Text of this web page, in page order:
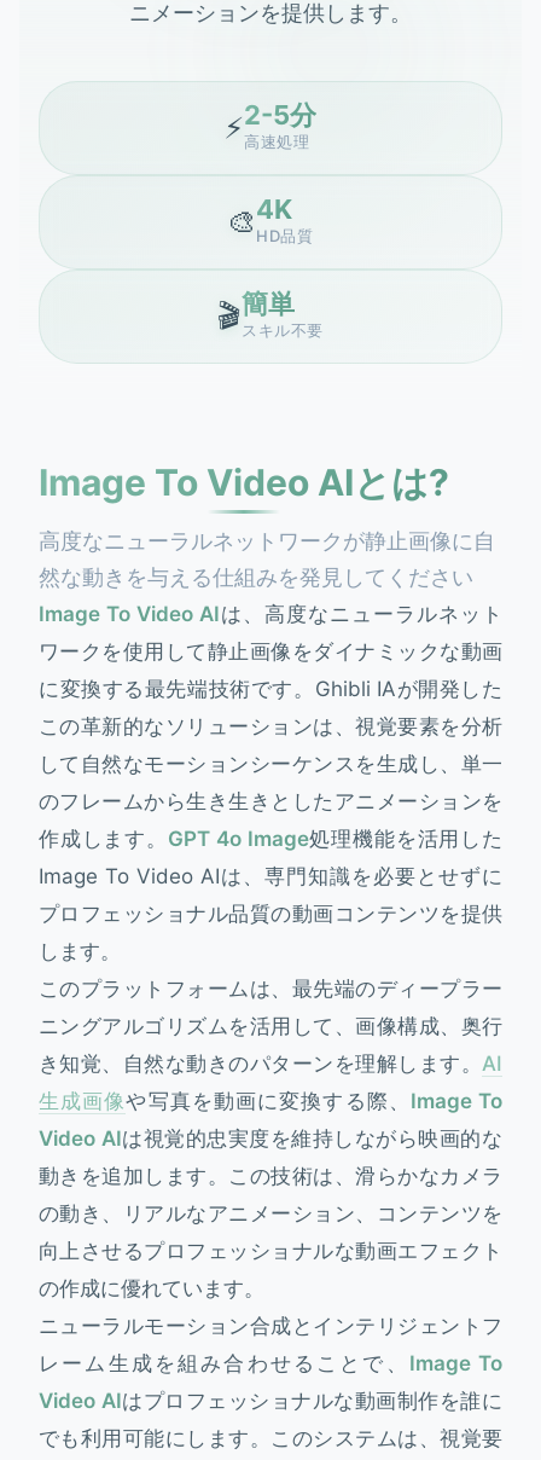
ニメーションを提供します。
⚡2-5分
高速処理
🎨4K
HD品質
🎬簡単
スキル不要
Image To Video AIとは?
高度なニューラルネットワークが静止画像に自
然な動きを与える仕組みを発見してください
Image To Video AIは、高度なニューラルネット
ワークを使用して静止画像をダイナミックな動画
に変換する最先端技術です。Ghibli IAが開発した
この革新的なソリューションは、視覚要素を分析
して自然なモーションシーケンスを生成し、単一
のフレームから生き生きとしたアニメーションを
作成します。 GPT 4o Image処理機能を活用した
Image To Video AIは、専門知識を必要とせずに
プロフェッショナル品質の動画コンテンツを提供
します。
このプラットフォームは、最先端のディープラー
ニングアルゴリズムを活用して、画像構成、奥行
き知覚、自然な動きのパターンを理解します。 AI
生成画像や写真を動画に変換する際、 Image To
Video AIは視覚的忠実度を維持しながら映画的な
動きを追加します。この技術は、滑らかなカメラ
の動き、リアルなアニメーション、コンテンツを
向上させるプロフェッショナルな動画エフェクト
の作成に優れています。
ニューラルモーション合成とインテリジェントフ
レーム生成を組み合わせることで、 Image To
Video AIはプロフェッショナルな動画制作を誰に
でも利用可能にします。このシステムは、視覚要